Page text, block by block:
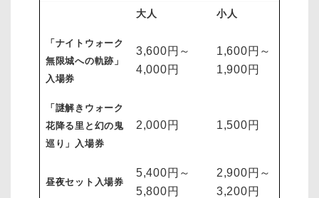
大人 小人
「ナイトウォーク
無限城への軌跡」
入場券
3,600円～
4,000円
1,600円～
1,900円
「謎解きウォーク
花降る里と幻の鬼
巡り」入場券
2,000円 1,500円
昼夜セット入場券
5,400円～
5,800円
2,900円～
3,200円